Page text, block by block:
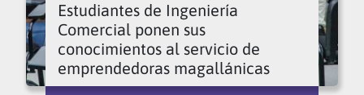
Estudiantes de Ingeniería
Comercial ponen sus
conocimientos al servicio de
emprendedoras magallánicas